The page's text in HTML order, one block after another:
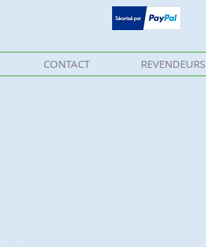
CONTACT REVENDEURS